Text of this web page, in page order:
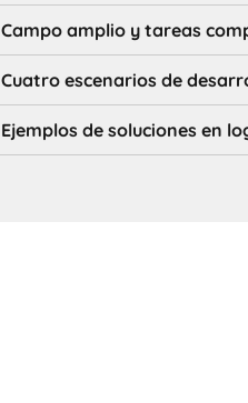
Campo amplio y tareas
Cuatro escenarios de
Ejemplos de soluciones en